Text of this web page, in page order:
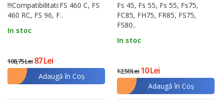
!!!Compatibilitati:FS 460 C, FS
460 RC, FS 96, F..
In stoc
108,75 Lei 87 Lei
Adaugă în Coş
Fs 45, Fs 55, Fs 55, Fs75,
FC85, FH75, FR85, FS75,
FS80..
In stoc
12,50 Lei 10 Lei
Adaugă în Coş